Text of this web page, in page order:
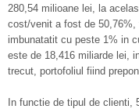
280,54 milioane lei, la
cost/venit a fost de
imbunatatit cu peste 1% in
este de 18,416 miliarde lei,
trecut, portofoliul fiind
In functie de tipul de clienti,